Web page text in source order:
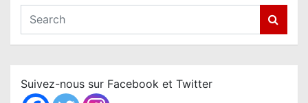
a
c
h
Suivez-nous sur Facebook et Twitter